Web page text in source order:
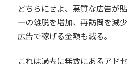
どちらにせよ、悪質な広告が
ーの離脱を増加、再訪問を減
広告で稼げる金額も減る。
これは過去に無数にあるアド